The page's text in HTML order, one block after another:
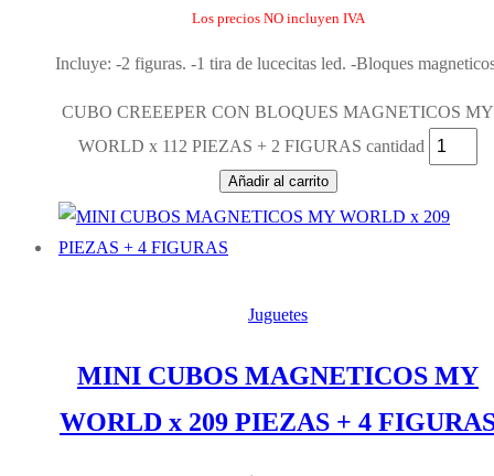
Los precios NO incluyen IVA
Incluye: -2 figuras. -1 tira de lucecitas led. -Bloques
CUBO CREEEPER CON BLOQUES MAGNETICOS MY
WORLD x 112 PIEZAS + 2 FIGURAS cantidad
Añadir al carrito
Juguetes
MINI CUBOS MAGNETICOS MY
WORLD x 209 PIEZAS + 4